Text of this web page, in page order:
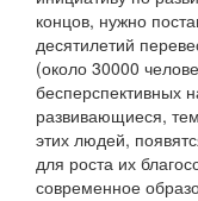
концов, нужно
десятилетий
(около 30000
бесперспективных
развивающиеся,
этих людей,
для роста их
современное